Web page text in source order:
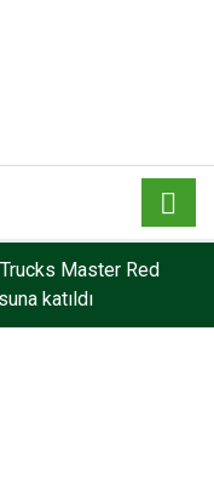
Travego ve Tourismo
Master Red
katıldı